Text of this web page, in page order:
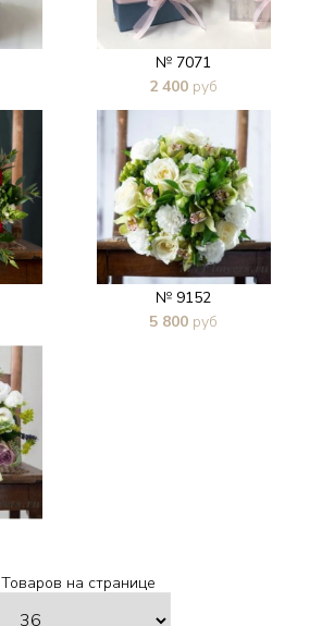
№ 7071
2 400 руб
№ 9152
5 800 руб
Товаров на странице